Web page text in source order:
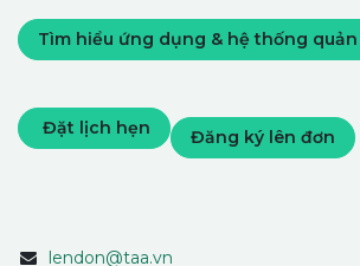
Tìm hiểu ứng dụng & hệ thống
Đặt lịch hẹn Đăng ký lên đơn
lendon@taa.vn